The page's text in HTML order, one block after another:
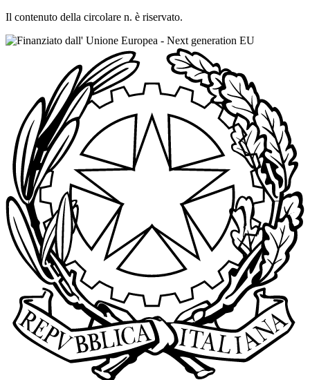
Il contenuto della circolare n. è riservato.